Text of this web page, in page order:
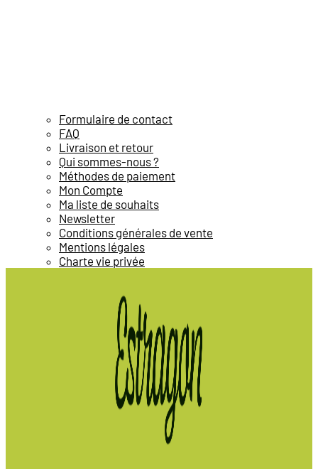
Formulaire de contact
FAQ
Livraison et retour
Qui sommes-nous ?
Méthodes de paiement
Mon Compte
Ma liste de souhaits
Newsletter
Conditions générales de vente
Mentions légales
Charte vie privée